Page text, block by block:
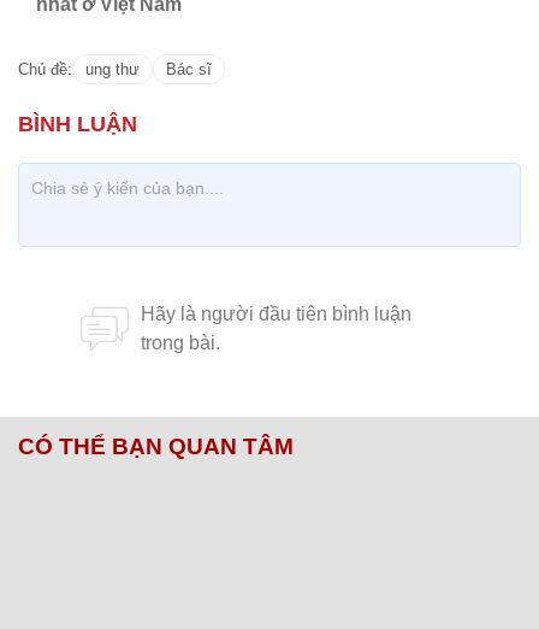
Chủ đề: ung thư Bác sĩ
CÓ THỂ BẠN QUAN TÂM